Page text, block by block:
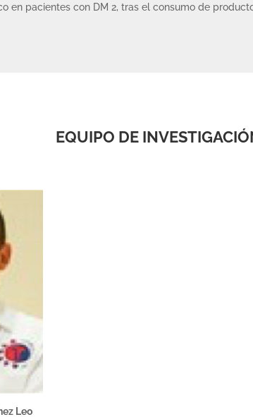
en pacientes con DM 2, tras el consumo de
EQUIPO DE
Leo